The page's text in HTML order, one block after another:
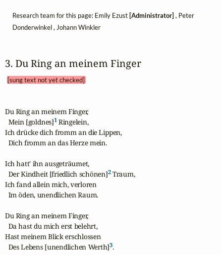
Research team for this page: Emily Ezust [Administrator] , Peter
Donderwinkel , Johann Winkler
3. Du Ring an meinem Finger
[sung text not yet checked]
Du Ring an meinem Finger,
  Mein [goldnes]
1 Ringelein,
Ich drücke dich fromm an die Lippen,
  Dich fromm an das Herze mein.
Ich hatt' ihn ausgeträumet,
  Der Kindheit [friedlich schönen]
2 Traum,
Ich fand allein mich, verloren
  Im öden, unendlichen Raum.
Du Ring an meinem Finger,
  Da hast du mich erst belehrt,
Hast meinem Blick erschlossen
  Des Lebens [unendlichen Werth]
3.